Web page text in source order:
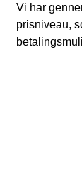
Vi har
prisniveau,